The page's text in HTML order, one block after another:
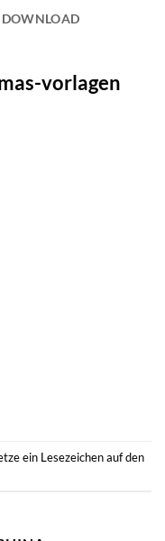
DOWNLOAD
vorlagen
ein Lesezeichen auf den